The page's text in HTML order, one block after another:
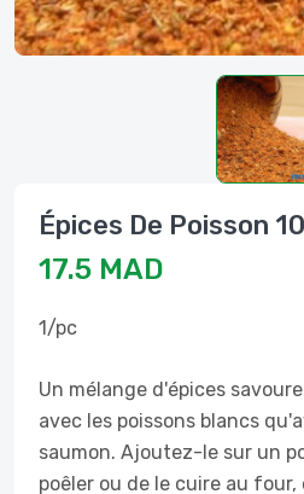
17.5 MAD
1/pc
Un mélange d'épices
avec les poissons blancs
saumon. Ajoutez-le sur un
poêler ou de le cuire au four,